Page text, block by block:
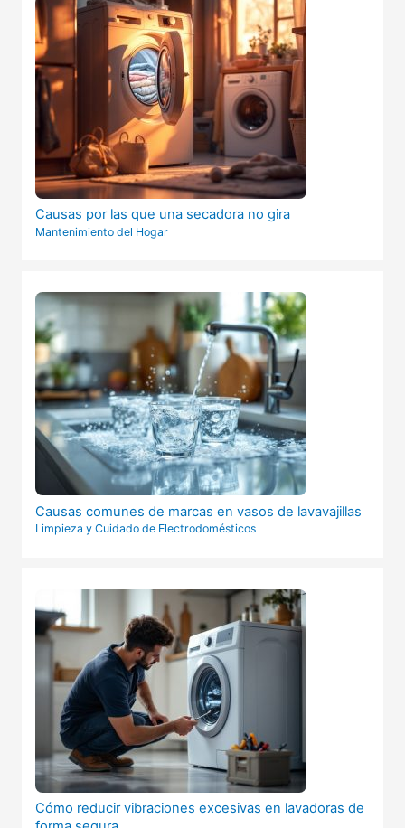
Causas por las que una secadora no gira
Mantenimiento del Hogar
Causas comunes de marcas en vasos de lavavajillas
Limpieza y Cuidado de Electrodomésticos
Cómo reducir vibraciones excesivas en lavadoras de